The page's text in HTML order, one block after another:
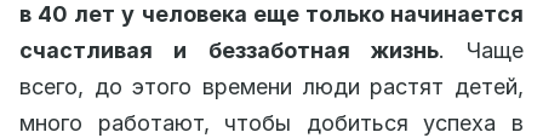
в 40 лет у человека еще только начинается
счастливая и беззаботная жизнь. Чаще
всего, до этого времени люди растят детей,
много работают, чтобы добиться успеха в